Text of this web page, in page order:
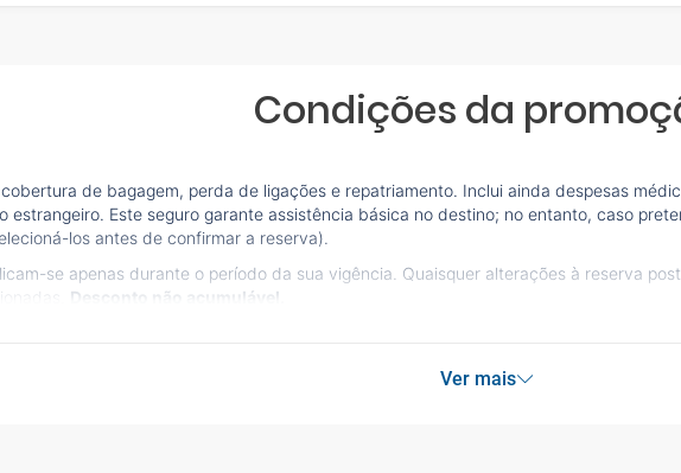
Condições da
de bagagem, perda de ligações e repatriamento. Inclui ainda despesas
Este seguro garante assistência básica no destino; no entanto, caso
los antes de confirmar a reserva).
se apenas durante o período da sua vigência. Quaisquer alterações à reserva
Desconto não acumulável.
Ver mais